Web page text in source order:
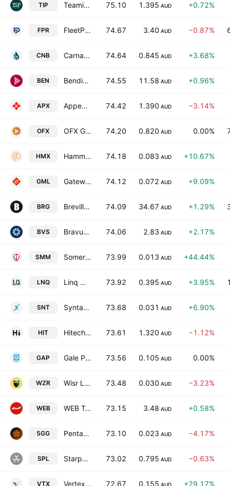
TIP Teaminvest Private Group Ltd 75.10 1.395 AUD +0.72%
FPR FleetPartners Group Limited 74.67 3.40 AUD −0.87%
CNB Carnaby Resources Ltd. 74.64 0.845 AUD +3.68%
BEN Bendigo & Adelaide Bank Ltd. 74.55 11.58 AUD +0.96%
APX Appen Ltd. 74.42 1.390 AUD −3.14%
OFX OFX Group Ltd. 74.20 0.820 AUD 0.00%
HMX Hammer Metals Limited 74.18 0.083 AUD +10.67%
GML Gateway Mining Limited 74.12 0.072 AUD +9.09%
BRG Breville Group Limited 74.09 34.67 AUD +1.29%
BVS Bravura Solutions Limited 74.06 2.83 AUD +2.17%
SMM Somerset Minerals Limited 73.99 0.013 AUD +44.44%
LNQ Linq Minerals Limited 73.92 0.395 AUD +3.95%
SNT Syntara Limited 73.68 0.031 AUD +6.90%
HIT Hitech Group Australia Limited 73.61 1.320 AUD −1.12%
GAP Gale Pacific Limited 73.56 0.105 AUD 0.00%
WZR Wisr Ltd. 73.48 0.030 AUD −3.23%
WEB WEB Travel Group limited 73.15 3.48 AUD +0.58%
5GG Pentanet Ltd 73.10 0.023 AUD −4.17%
SPL Starpharma Holdings Limited 73.02 0.795 AUD −0.63%
VTX Vertex Minerals Ltd. 72.67 0.155 AUD +29.17%